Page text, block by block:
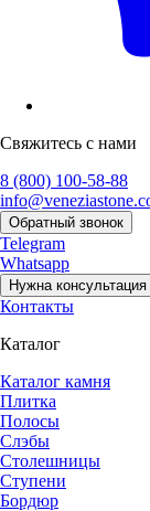
Свяжитесь с нами
8 (800) 100-58-88
Обратный звонок
Telegram
Whatsapp
Нужна консультация
Контакты
Каталог
Каталог камня
Плитка
Полосы
Слэбы
Столешницы
Ступени
Бордюр